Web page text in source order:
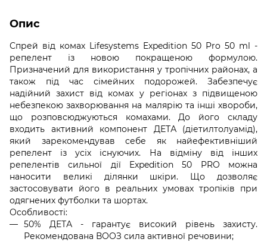
Опис
Спрей від комах Lifesystems Expedition 50 Pro 50 ml -
репелент із новою покращеною формулою.
Призначений для використання у тропічних районах, а
також під час сімейних подорожей. Забезпечує
надійний захист від комах у регіонах з підвищеною
небезпекою захворювання на малярію та інші хвороби,
що розповсюджуються комахами. До його складу
входить активний компонент ДЕТА (діетилтолуамід),
який зарекомендував себе як найефективніший
репелент із усіх існуючих. На відміну від інших
репелентів сильної дії Expedition 50 PRO можна
наносити великі ділянки шкіри. Що дозволяє
застосовувати його в реальних умовах тропіків при
одягнених футболки та шортах.
Особливості:
50% ДЕТА - гарантує високий рівень захисту.
Рекомендована ВООЗ сила активної речовини;